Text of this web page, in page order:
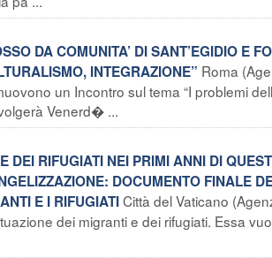
DA COMUNITA’ DI SANT’EGIDIO E
INTEGRAZIONE” Roma
un Incontro sul tema “I problemi
Venerd� ...
DEI RIFUGIATI NEI PRIMI ANNI DI
DOCUMENTO FINALE
E I RIFUGIATICittà del Vaticano
dei migranti e dei rifugiati. Essa